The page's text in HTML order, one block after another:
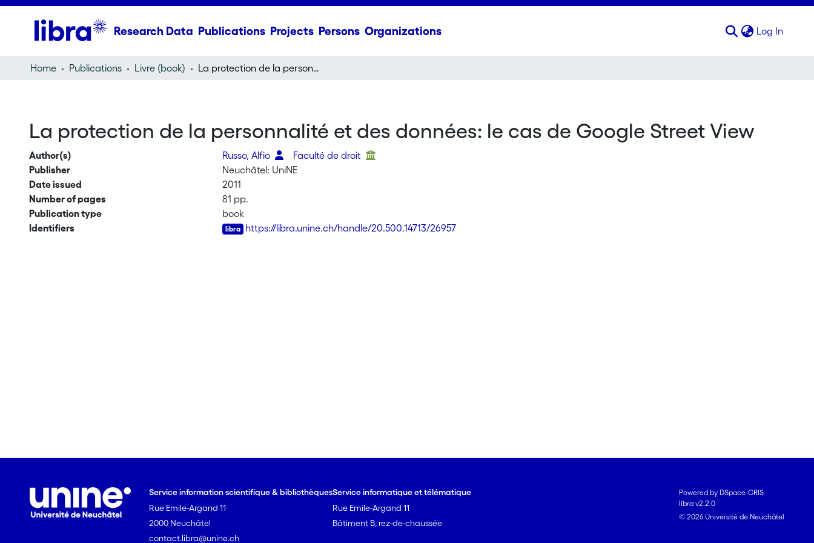
Research Data Publications Projects Persons Organizations Log In
Home Publications Livre (book) La protection de la personnalité et des données: le cas de Google Street View
La protection de la personnalité et des données: le cas de Google Street View
Author(s) Russo, Alfio
Faculté de droit
Publisher
Neuchâtel: UniNE
Date issued
2011
Number of pages
81 pp.
Publication type
book
Identifiers
https://libra.unine.ch/handle/20.500.14713/26957
Service information scientifique & bibliothèques
Rue Emile-Argand 11
2000 Neuchâtel
contact.libra@unine.ch
Service informatique et télématique
Rue Emile-Argand 11
Bâtiment B, rez-de-chaussée
Powered by DSpace-CRIS
libra v2.2.0
© 2026 Université de Neuchâtel